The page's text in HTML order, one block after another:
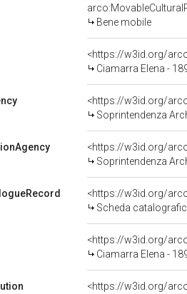
Bene mobile
<https://w3id.org/
Ciamarra Elena -
<https://w3id.org/
Soprintendenza
<https://w3id.org/
Soprintendenza
<https://w3id.org/
Scheda
<https://w3id.org/
Ciamarra Elena -
<https://w3id.org/